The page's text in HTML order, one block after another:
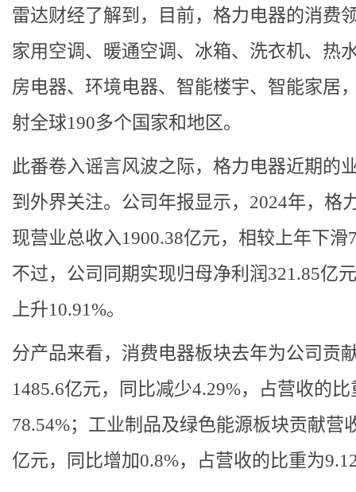
雷达财经了解到，目前，格力电器的消费
家用空调、暖通空调、冰箱、洗衣机、热
房电器、环境电器、智能楼宇、智能家居
射全球190多个国家和地区。
此番卷入谣言风波之际，格力电器近期的
到外界关注。公司年报显示，2024年，格
现营业总收入1900.38亿元，相较上年下滑
不过，公司同期实现归母净利润321.85亿
上升10.91%。
分产品来看，消费电器板块去年为公司贡
1485.6亿元，同比减少4.29%，占营收的比
78.54%；工业制品及绿色能源板块贡献营
亿元，同比增加0.8%，占营收的比重为